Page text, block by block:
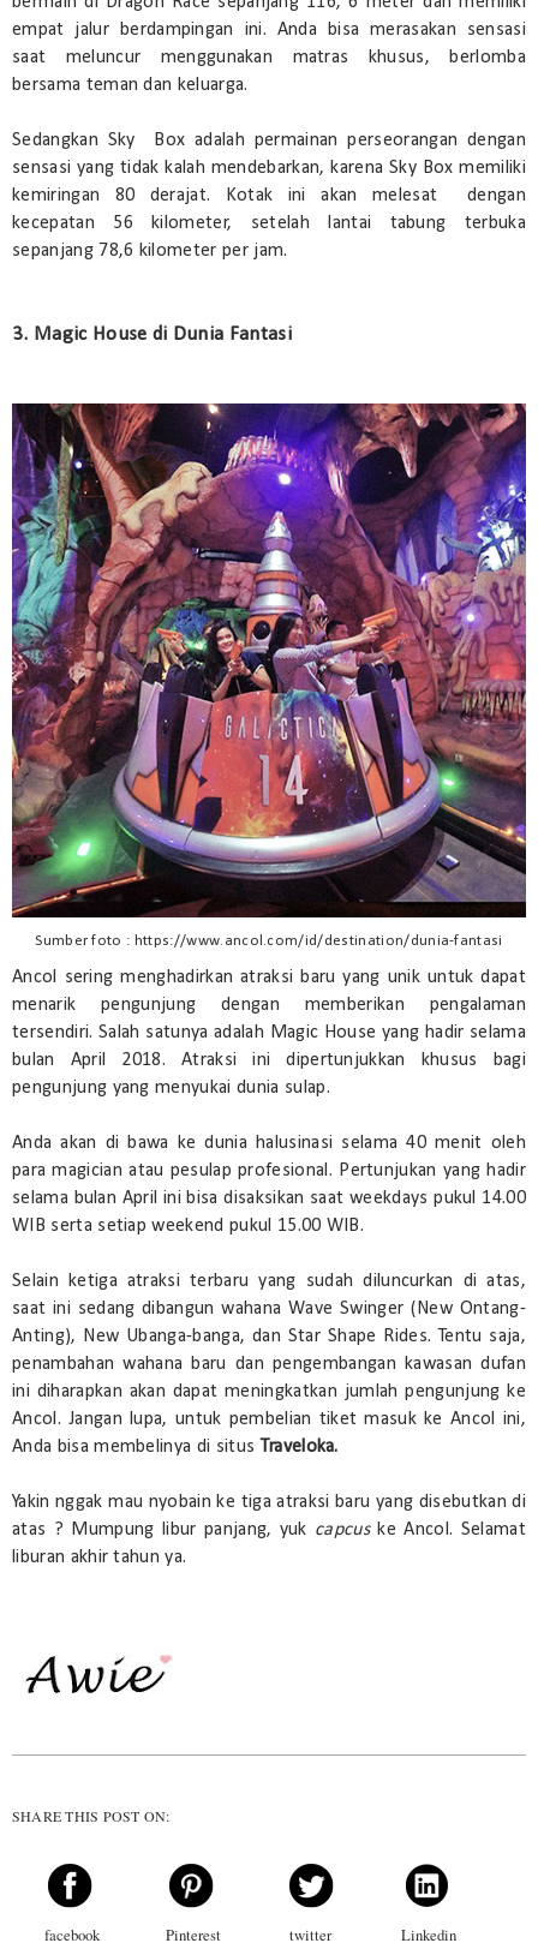
empat jalur berdampingan ini. Anda bisa merasakan sensasi
saat meluncur menggunakan matras khusus, berlomba
bersama teman dan keluarga.
Sedangkan Sky Box adalah permainan perseorangan dengan
sensasi yang tidak kalah mendebarkan, karena Sky Box memiliki
kemiringan 80 derajat. Kotak ini akan melesat dengan
kecepatan 56 kilometer, setelah lantai tabung terbuka
sepanjang 78,6 kilometer per jam.
3. Magic House di Dunia Fantasi
Sumber foto : https://www.ancol.com/id/destination/dunia-fantasi
Ancol sering menghadirkan atraksi baru yang unik untuk dapat
menarik pengunjung dengan memberikan pengalaman
tersendiri. Salah satunya adalah Magic House yang hadir selama
bulan April 2018. Atraksi ini dipertunjukkan khusus bagi
pengunjung yang menyukai dunia sulap.
Anda akan di bawa ke dunia halusinasi selama 40 menit oleh
para magician atau pesulap profesional. Pertunjukan yang hadir
selama bulan April ini bisa disaksikan saat weekdays pukul 14.00
WIB serta setiap weekend pukul 15.00 WIB.
Selain ketiga atraksi terbaru yang sudah diluncurkan di atas,
saat ini sedang dibangun wahana Wave Swinger (New Ontang-
Anting), New Ubanga-banga, dan Star Shape Rides. Tentu saja,
penambahan wahana baru dan pengembangan kawasan dufan
ini diharapkan akan dapat meningkatkan jumlah pengunjung ke
Ancol. Jangan lupa, untuk pembelian tiket masuk ke Ancol ini,
Anda bisa membelinya di situs Traveloka.
Yakin nggak mau nyobain ke tiga atraksi baru yang disebutkan di
atas ? Mumpung libur panjang, yuk capcus ke Ancol. Selamat
liburan akhir tahun ya.
SHARE THIS POST ON:
facebook Pinterest twitter Linkedin